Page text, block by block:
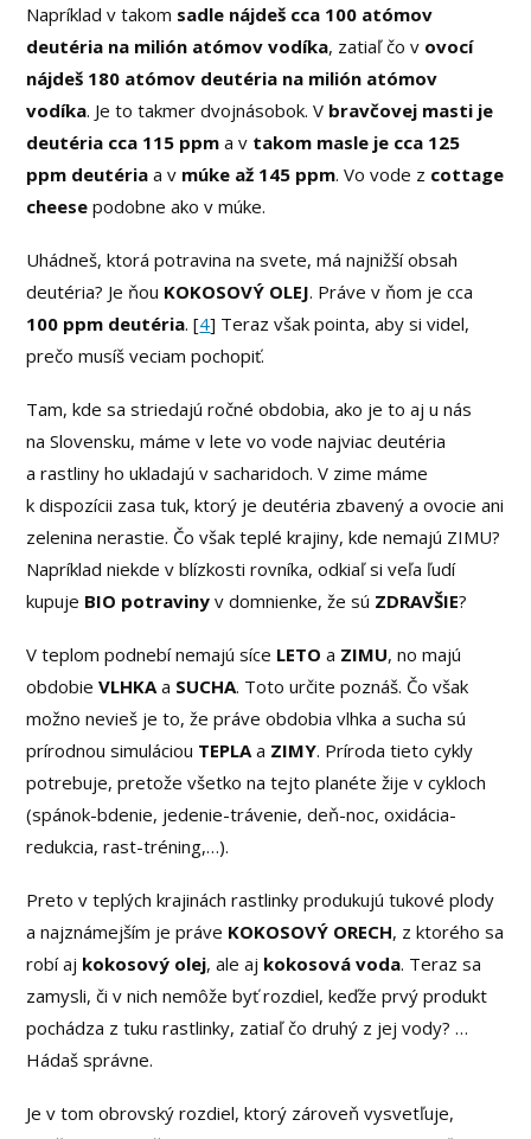
Napríklad v takom sadle nájdeš cca 100 atómov
deutéria na milión atómov vodíka, zatiaľ čo v ovocí
nájdeš 180 atómov deutéria na milión atómov
vodíka. Je to takmer dvojnásobok. V bravčovej masti je
deutéria cca 115 ppm a v takom masle je cca 125
ppm deutéria a v múke až 145 ppm. Vo vode z cottage
cheese podobne ako v múke.
Uhádneš, ktorá potravina na svete, má najnižší obsah
deutéria? Je ňou KOKOSOVÝ OLEJ. Práve v ňom je cca
100 ppm deutéria. [4] Teraz však pointa, aby si videl,
prečo musíš veciam pochopiť.
Tam, kde sa striedajú ročné obdobia, ako je to aj u nás
na Slovensku, máme v lete vo vode najviac deutéria
a rastliny ho ukladajú v sacharidoch. V zime máme
k dispozícii zasa tuk, ktorý je deutéria zbavený a ovocie ani
zelenina nerastie. Čo však teplé krajiny, kde nemajú ZIMU?
Napríklad niekde v blízkosti rovníka, odkiaľ si veľa ľudí
kupuje BIO potraviny v domnienke, že sú ZDRAVŠIE?
V teplom podnebí nemajú síce LETO a ZIMU, no majú
obdobieVLHKA a SUCHA. Toto určite poznáš. Čo však
možno nevieš je to, že práve obdobia vlhka a sucha sú
prírodnou simuláciou TEPLA a ZIMY. Príroda tieto cykly
potrebuje, pretože všetko na tejto planéte žije v cykloch
(spánok-bdenie, jedenie-trávenie, deň-noc, oxidácia-
redukcia, rast-tréning,…).
Preto v teplých krajinách rastlinky produkujú tukové plody
a najznámejším je práve KOKOSOVÝ ORECH, z ktorého sa
robí aj kokosový olej, ale aj kokosová voda. Teraz sa
zamysli, či v nich nemôže byť rozdiel, keďže prvý produkt
pochádza z tuku rastlinky, zatiaľ čo druhý z jej vody? …
Hádaš správne.
Je v tom obrovský rozdiel, ktorý zároveň vysvetľuje,